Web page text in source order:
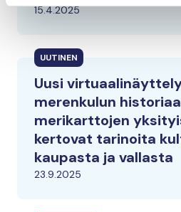
15.4.2025
UUTINEN
Uusi
merenkulun
merikarttojen
kertovat tarinoita
kaupasta ja vallasta
23.9.2025